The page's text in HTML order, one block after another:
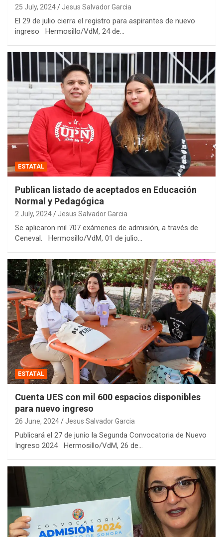
25 July, 2024 Jesus Salvador Garcia
El 29 de julio cierra el registro para aspirantes de nuevo
ingreso Hermosillo/VdM, 24 de…
ESTATAL
Publican listado de aceptados en Educación
Normal y Pedagógica
2 July, 2024 Jesus Salvador Garcia
Se aplicaron mil 707 exámenes de admisión, a través de
Ceneval. Hermosillo/VdM, 01 de julio…
ESTATAL
Cuenta UES con mil 600 espacios disponibles
para nuevo ingreso
26 June, 2024 Jesus Salvador Garcia
Publicará el 27 de junio la Segunda Convocatoria de Nuevo
Ingreso 2024 Hermosillo/VdM, 26 de…